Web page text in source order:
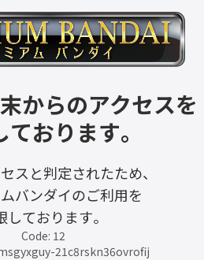
からのアクセスを
おります。
スと判定されたため、
バンダイのご利用を
しております。
Code: 12
21c8rskn36ovrofij